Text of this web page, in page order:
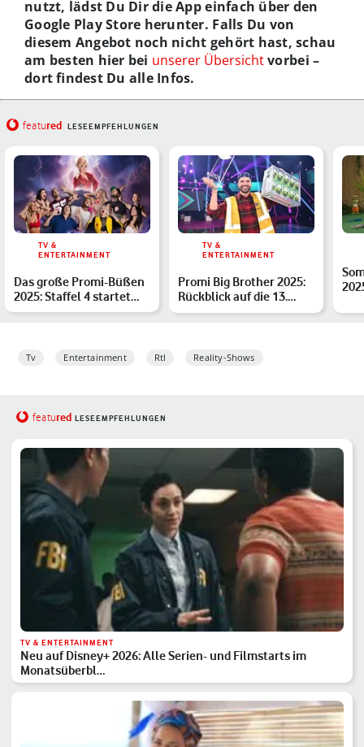
nutzt, lädst Du Dir die App einfach über den
Google Play Store herunter. Falls Du von
diesem Angebot noch nicht gehört hast, schau
am besten hier bei unserer Übersichtvorbei –
dort findest Du alle Infos.
featured LESEEMPFEHLUNGEN
TV &
ENTERTAINMENT
Das große Promi-Büßen
2025: Staffel 4 startet
bald – alle Infos z…
TV &
ENTERTAINMENT
Promi Big Brother 2025:
Rückblick auf die 13.
Staffel – Gewinner,…
D…
Tv Entertainment Rtl Reality-Shows
featured LESEEMPFEHLUNGEN
TV & ENTERTAINMENT
Neu auf Disney+ 2026: Alle Serien- und Filmstarts im
Monatsüberbl…